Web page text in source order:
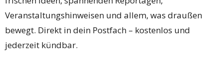
Veranstaltungshinweisen und allem, was draußen
bewegt. Direkt in dein Postfach – kostenlos und
jederzeit kündbar.